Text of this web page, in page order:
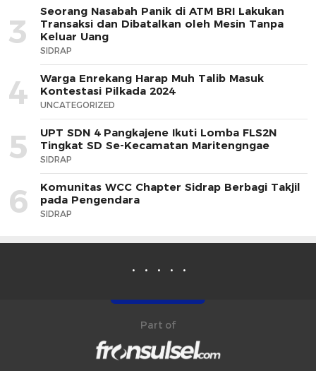
3
Seorang Nasabah Panik di ATM BRI Lakukan
Transaksi dan Dibatalkan oleh Mesin Tanpa
Keluar Uang
SIDRAP
4
Warga Enrekang Harap Muh Talib Masuk
Kontestasi Pilkada 2024
UNCATEGORIZED
5
UPT SDN 4 Pangkajene Ikuti Lomba FLS2N
Tingkat SD Se-Kecamatan Maritengngae
SIDRAP
6
Komunitas WCC Chapter Sidrap Berbagi Takjil
pada Pengendara
SIDRAP
Part of